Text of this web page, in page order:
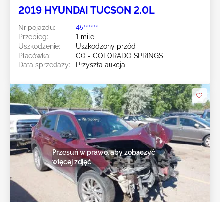
2019 HYUNDAI TUCSON 2.0L
Nr pojazdu:
45******
Przebieg:
1 mile
Uszkodzenie:
Uszkodzony przód
Placówka:
CO - COLORADO SPRINGS
Data sprzedaży:
Przyszła aukcja
Przesuń w prawo, aby zobaczyć
więcej zdjęć